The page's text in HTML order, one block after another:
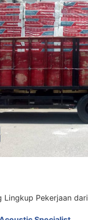
Lingkup Pekerjaan dari